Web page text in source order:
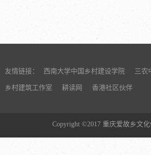
友情链接： 西南大学中国乡村建设学院 三农
乡村建筑工作室 耕读网 香港社区伙伴
Copyright ©2017 重庆爱故乡文